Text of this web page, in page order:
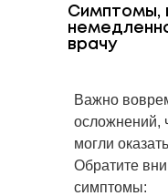
Симптомы,
врачу
Важно
осложнений,
могли
Обратите
симптомы: